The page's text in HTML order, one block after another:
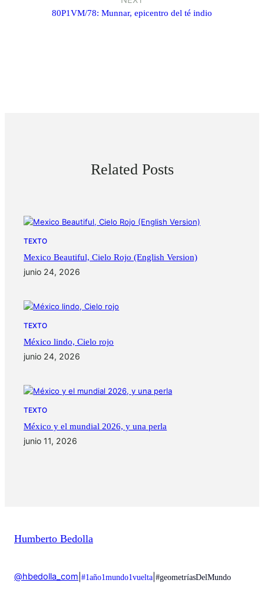
80P1VM/78: Munnar, epicentro del té indio
Related Posts
TEXTO
Mexico Beautiful, Cielo Rojo (English Version)
junio 24, 2026
TEXTO
México lindo, Cielo rojo
junio 24, 2026
TEXTO
México y el mundial 2026, y una perla
junio 11, 2026
Humberto Bedolla
@hbedolla_com #1año1mundo1vuelta #geometríasDelMundo